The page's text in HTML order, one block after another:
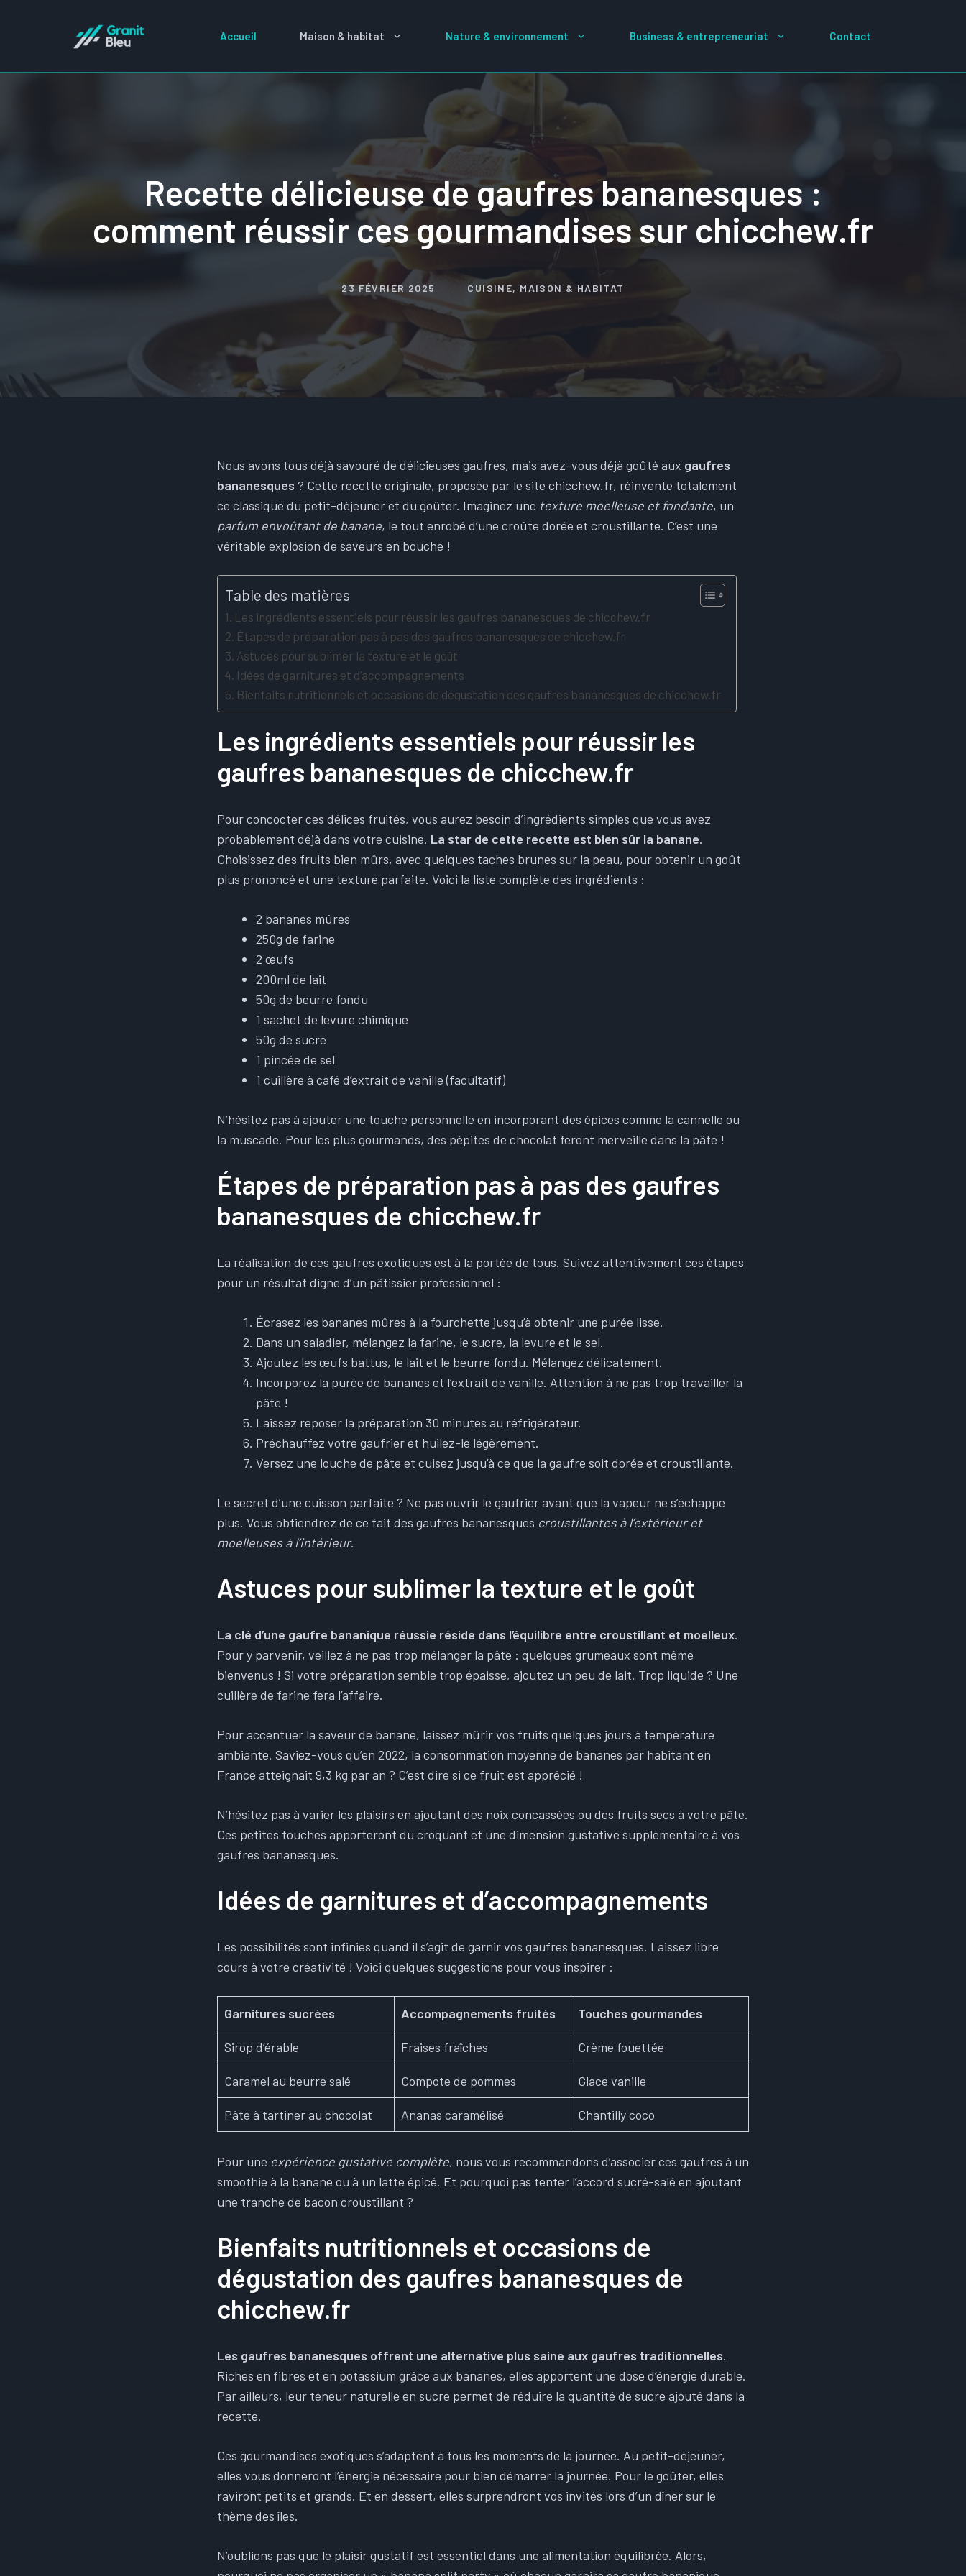
Accueil Maison & habitat Nature & environnement Business & entrepreneuriat Contact
Recette délicieuse de gaufres bananesques :
comment réussir ces gourmandises sur chicchew.fr
23 FÉVRIER 2025 CUISINE, MAISON & HABITAT
Nous avons tous déjà savouré de délicieuses gaufres, mais avez-vous déjà goûté aux gaufres
bananesques ? Cette recette originale, proposée par le site chicchew.fr, réinvente totalement
ce classique du petit-déjeuner et du goûter. Imaginez une texture moelleuse et fondante, un
parfum envoûtant de banane, le tout enrobé d’une croûte dorée et croustillante. C’est une
véritable explosion de saveurs en bouche !
Table des matières
Les ingrédients essentiels pour réussir les gaufres bananesques de chicchew.fr​
Étapes de préparation pas à pas des gaufres bananesques de chicchew.fr​
Astuces pour sublimer la texture et le goût
Idées de garnitures et d’accompagnements
Bienfaits nutritionnels et occasions de dégustation des gaufres bananesques de chicchew.fr​
Les ingrédients essentiels pour réussir les
gaufres bananesques de chicchew.fr​
Pour concocter ces délices fruités, vous aurez besoin d’ingrédients simples que vous avez
probablement déjà dans votre cuisine. La star de cette recette est bien sûr la banane.
Choisissez des fruits bien mûrs, avec quelques taches brunes sur la peau, pour obtenir un goût
plus prononcé et une texture parfaite. Voici la liste complète des ingrédients :
2 bananes mûres
250g de farine
2 œufs
200ml de lait
50g de beurre fondu
1 sachet de levure chimique
50g de sucre
1 pincée de sel
1 cuillère à café d’extrait de vanille (facultatif)
N’hésitez pas à ajouter une touche personnelle en incorporant des épices comme la cannelle ou
la muscade. Pour les plus gourmands, des pépites de chocolat feront merveille dans la pâte !
Étapes de préparation pas à pas des gaufres
bananesques de chicchew.fr​
La réalisation de ces gaufres exotiques est à la portée de tous. Suivez attentivement ces étapes
pour un résultat digne d’un pâtissier professionnel :
Écrasez les bananes mûres à la fourchette jusqu’à obtenir une purée lisse.
Dans un saladier, mélangez la farine, le sucre, la levure et le sel.
Ajoutez les œufs battus, le lait et le beurre fondu. Mélangez délicatement.
Incorporez la purée de bananes et l’extrait de vanille. Attention à ne pas trop travailler la
pâte !
Laissez reposer la préparation 30 minutes au réfrigérateur.
Préchauffez votre gaufrier et huilez-le légèrement.
Versez une louche de pâte et cuisez jusqu’à ce que la gaufre soit dorée et croustillante.
Le secret d’une cuisson parfaite ? Ne pas ouvrir le gaufrier avant que la vapeur ne s’échappe
plus. Vous obtiendrez de ce fait des gaufres bananesques croustillantes à l’extérieur et
moelleuses à l’intérieur.
Astuces pour sublimer la texture et le goût
La clé d’une gaufre bananique réussie réside dans l’équilibre entre croustillant et moelleux.
Pour y parvenir, veillez à ne pas trop mélanger la pâte : quelques grumeaux sont même
bienvenus ! Si votre préparation semble trop épaisse, ajoutez un peu de lait. Trop liquide ? Une
cuillère de farine fera l’affaire.
Pour accentuer la saveur de banane, laissez mûrir vos fruits quelques jours à température
ambiante. Saviez-vous qu’en 2022, la consommation moyenne de bananes par habitant en
France atteignait 9,3 kg par an ? C’est dire si ce fruit est apprécié !
N’hésitez pas à varier les plaisirs en ajoutant des noix concassées ou des fruits secs à votre pâte.
Ces petites touches apporteront du croquant et une dimension gustative supplémentaire à vos
gaufres bananesques.
Idées de garnitures et d’accompagnements
Les possibilités sont infinies quand il s’agit de garnir vos gaufres bananesques. Laissez libre
cours à votre créativité ! Voici quelques suggestions pour vous inspirer :
Garnitures sucrées Accompagnements fruités Touches gourmandes
Sirop d’érable Fraises fraîches Crème fouettée
Caramel au beurre salé Compote de pommes Glace vanille
Pâte à tartiner au chocolat Ananas caramélisé Chantilly coco
Pour une expérience gustative complète, nous vous recommandons d’associer ces gaufres à un
smoothie à la banane ou à un latte épicé. Et pourquoi pas tenter l’accord sucré-salé en ajoutant
une tranche de bacon croustillant ?
Bienfaits nutritionnels et occasions de
dégustation des gaufres bananesques de
chicchew.fr​
Les gaufres bananesques offrent une alternative plus saine aux gaufres traditionnelles.
Riches en fibres et en potassium grâce aux bananes, elles apportent une dose d’énergie durable.
Par ailleurs, leur teneur naturelle en sucre permet de réduire la quantité de sucre ajouté dans la
recette.
Ces gourmandises exotiques s’adaptent à tous les moments de la journée. Au petit-déjeuner,
elles vous donneront l’énergie nécessaire pour bien démarrer la journée. Pour le goûter, elles
raviront petits et grands. Et en dessert, elles surprendront vos invités lors d’un dîner sur le
thème des îles.
N’oublions pas que le plaisir gustatif est essentiel dans une alimentation équilibrée. Alors,